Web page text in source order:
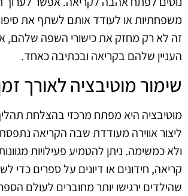
משפחתיות או לעודד אותם לשתף את
זה לא רק מחזק את כישורי השפה שלהם,
העניין שלהם בקריאה ובכתיבה כאחד.
שימור מוטיבציה לאורך
מוטיבציה היא מפתח מרכזי בהצלחת
ליצור אווירה מעודדת שבה הקריאה
ולא כמשימה. ניתן להטמיע פעילויות
קריאה, חידונים או דיונים על ספרים כדי
שהילדים ירגישו יותר מחוברים לעולם